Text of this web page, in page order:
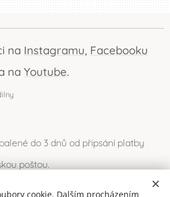
na Instagramu, Facebooku
na Youtube.
do 3 dnů od připsání platby
poštou.
osobně (Louny) nebo po domluvě
cookie. Dalším procházením